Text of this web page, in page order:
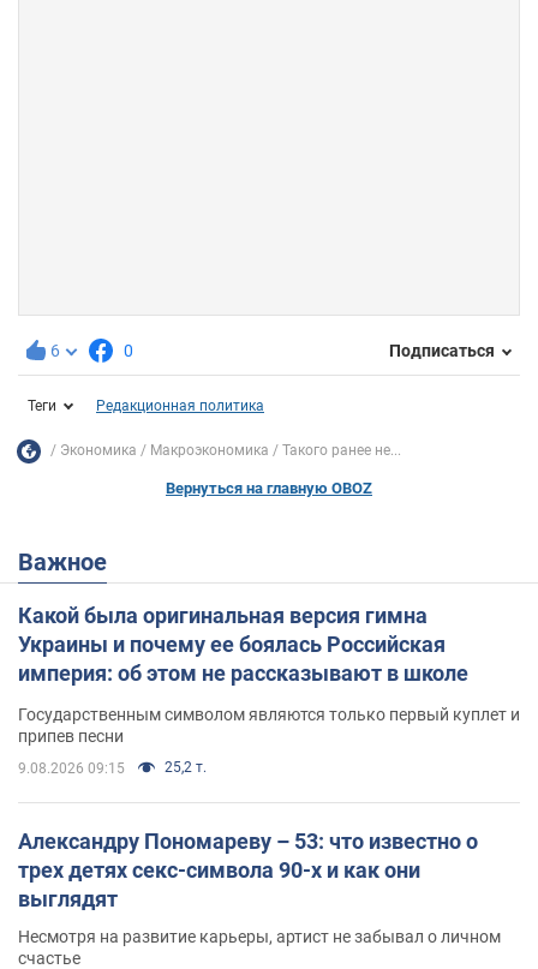
6 0 Подписаться
Теги Редакционная политика
Экономика Mакроэкономика Такого ранее не...
Вернуться на главную OBOZ
Важное
Какой была оригинальная версия гимна
Украины и почему ее боялась Российская
империя: об этом не рассказывают в школе
Государственным символом являются только первый куплет и
припев песни
9.08.2026 09:15 25,2 т.
Александру Пономареву – 53: что известно о
трех детях секс-символа 90-х и как они
выглядят
Несмотря на развитие карьеры, артист не забывал о личном
счастье